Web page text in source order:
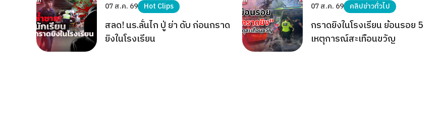
07 ส.ค. 69 Hot Clips
สลด! นร.ลั่นไก ปู่ ย่า ดับ ก่อนกราด
ยิงในโรงเรียน
07 ส.ค. 69 คลิปข่าวทั่วไป
กราดยิงในโรงเรียน ย้อนรอย 5
เหตุการณ์สะเทือนขวัญ